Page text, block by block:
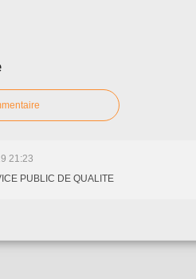
21:23
PUBLIC DE QUALITE